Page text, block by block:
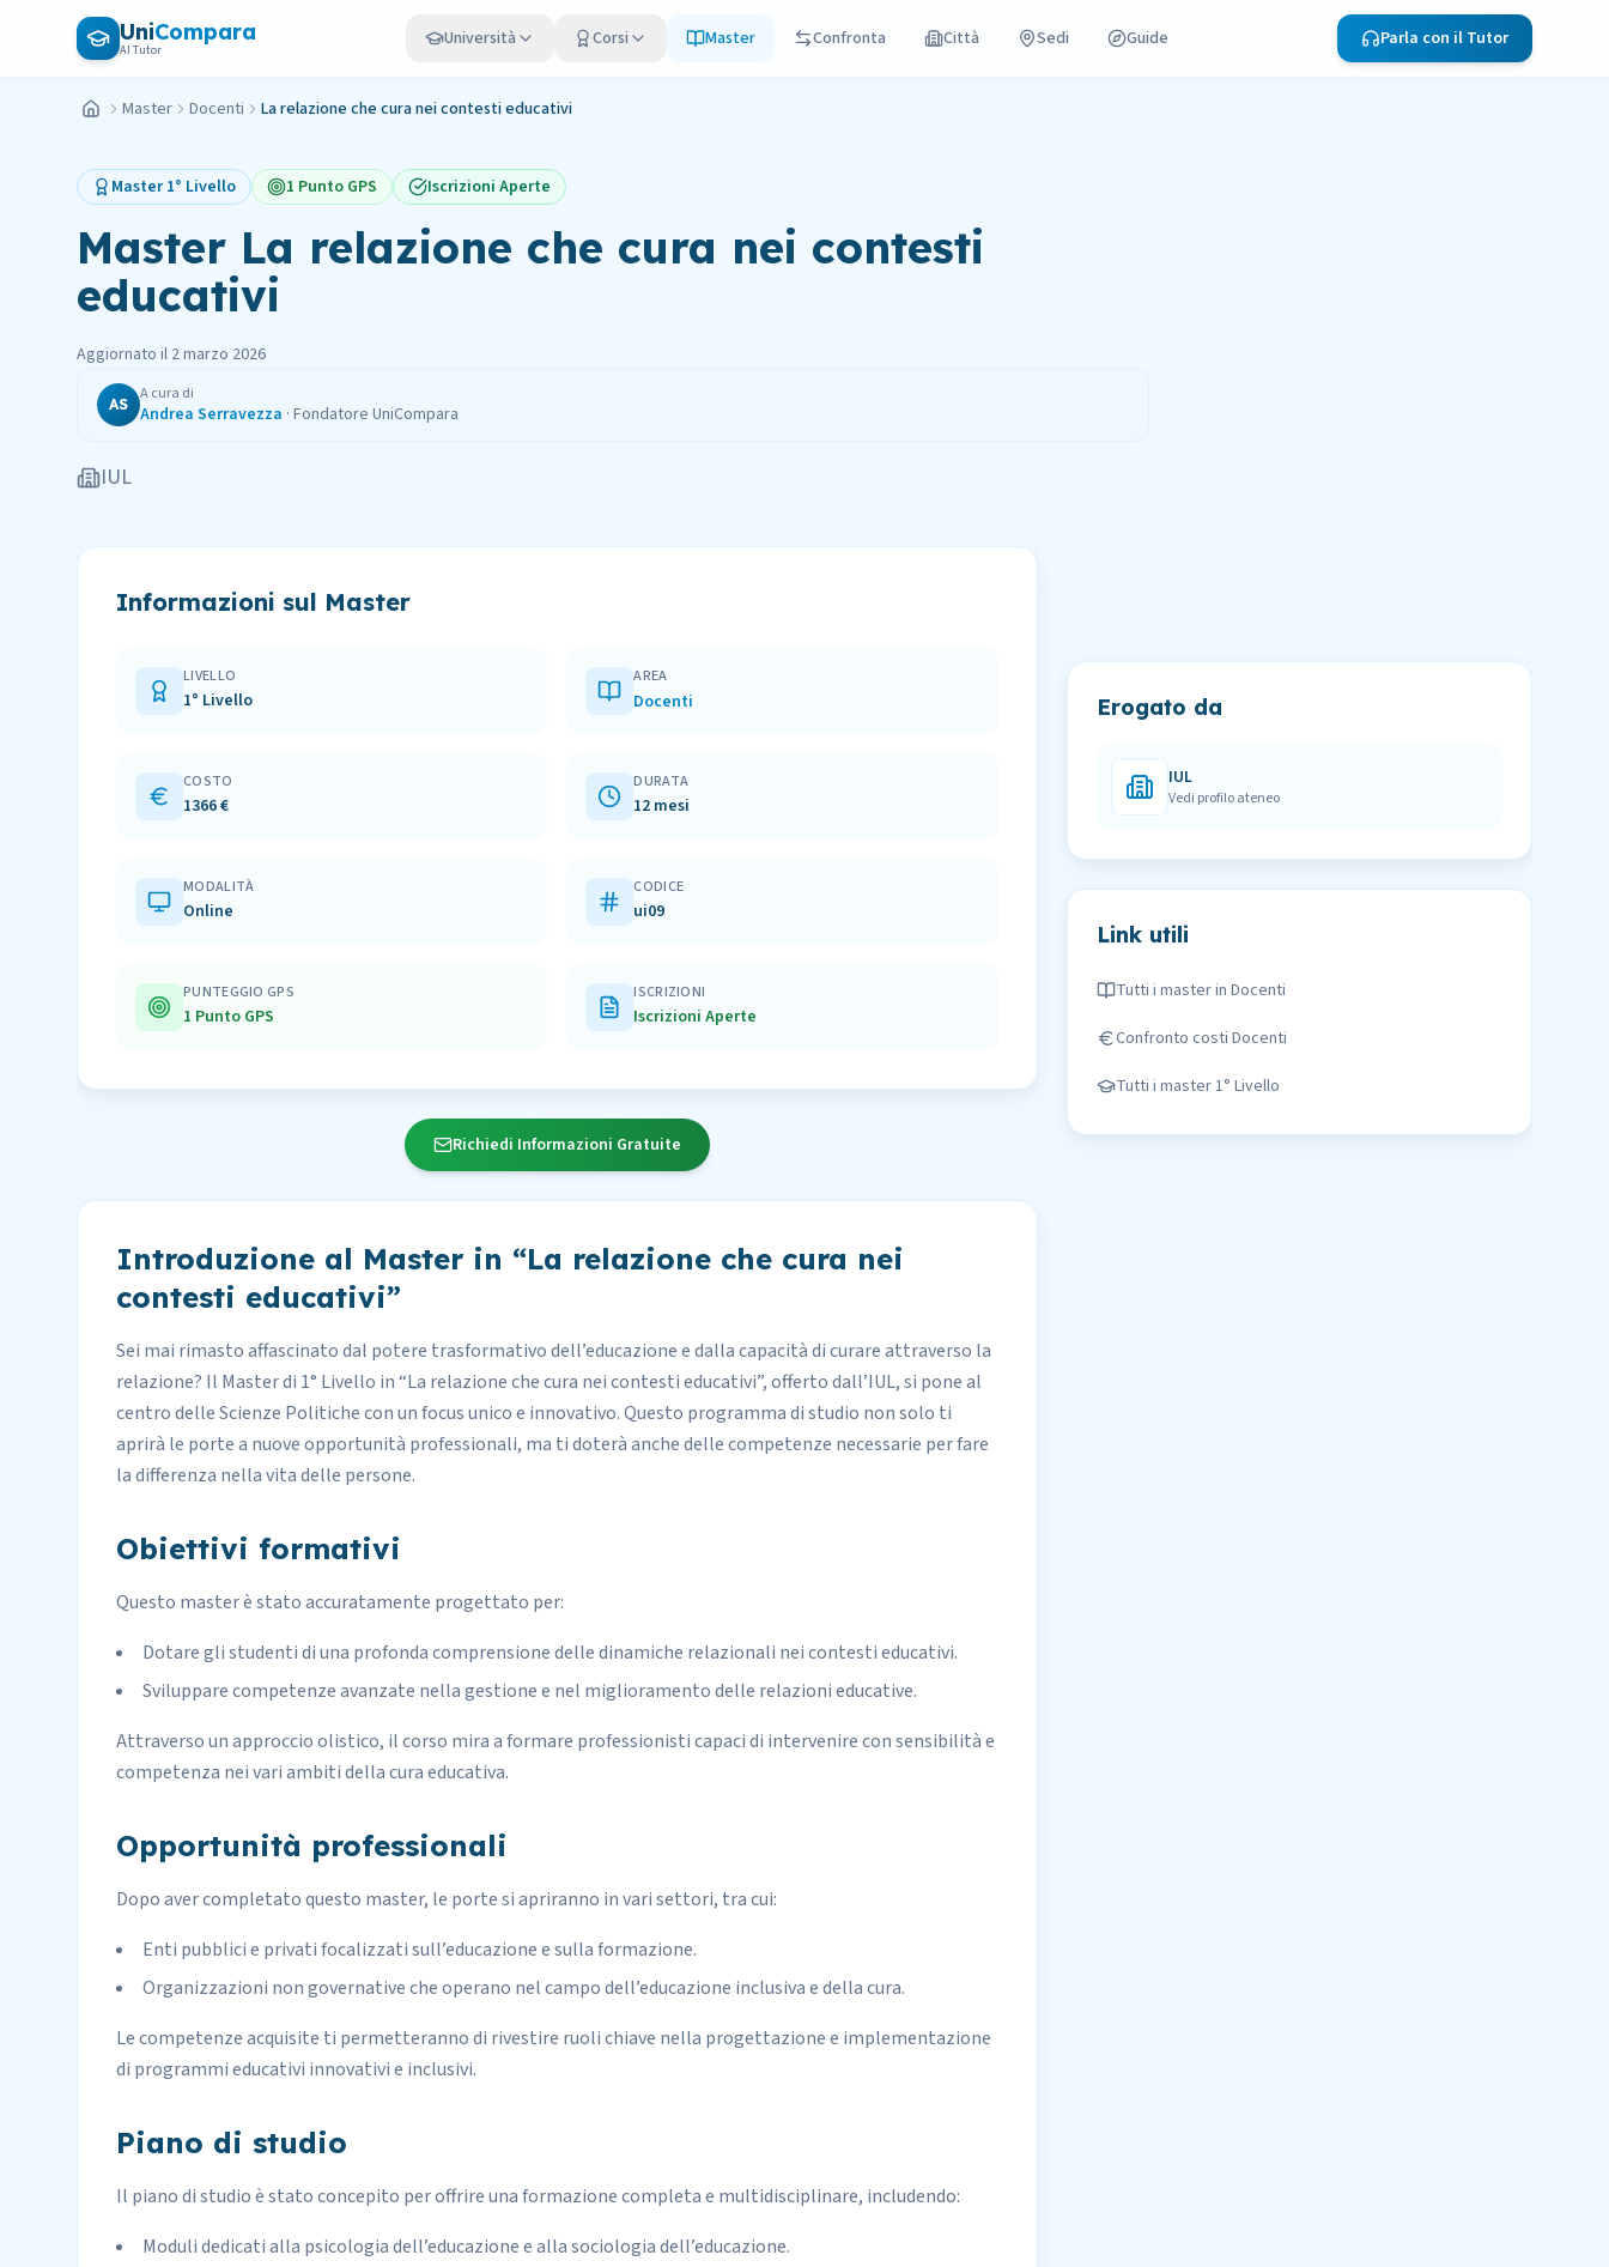
Vai al contenuto principale
UniCompara
AI Tutor Università Corsi Master Confronta Città Sedi Guide Parla con il Tutor
Home Master Docenti La relazione che cura nei contesti educativi
Master1° Livello 1 Punto GPS Iscrizioni Aperte
Master La relazione che cura nei contesti
educativi
Aggiornato il 2 marzo 2026
AS
A cura di
Andrea Serravezza · Fondatore UniCompara
IUL
Informazioni sul Master
LIVELLO
1° Livello
AREA
Docenti
COSTO
1366 €
DURATA
12 mesi
MODALITÀ
Online
CODICE
ui09
PUNTEGGIO GPS
1 Punto GPS
ISCRIZIONI
Iscrizioni Aperte
Richiedi Informazioni Gratuite
Introduzione al Master in “La relazione che cura nei
contesti educativi”
Sei mai rimasto affascinato dal potere trasformativo dell’educazione e dalla capacità di curare attraverso la
relazione? Il Master di 1° Livello in “La relazione che cura nei contesti educativi”, offerto dall’IUL, si pone al
centro delle Scienze Politiche con un focus unico e innovativo. Questo programma di studio non solo ti
aprirà le porte a nuove opportunità professionali, ma ti doterà anche delle competenze necessarie per fare
la differenza nella vita delle persone.
Obiettivi formativi
Questo master è stato accuratamente progettato per:
Dotare gli studenti di una profonda comprensione delle dinamiche relazionali nei contesti educativi.
Sviluppare competenze avanzate nella gestione e nel miglioramento delle relazioni educative.
Attraverso un approccio olistico, il corso mira a formare professionisti capaci di intervenire con sensibilità e
competenza nei vari ambiti della cura educativa.
Opportunità professionali
Dopo aver completato questo master, le porte si apriranno in vari settori, tra cui:
Enti pubblici e privati focalizzati sull’educazione e sulla formazione.
Organizzazioni non governative che operano nel campo dell’educazione inclusiva e della cura.
Le competenze acquisite ti permetteranno di rivestire ruoli chiave nella progettazione e implementazione
di programmi educativi innovativi e inclusivi.
Piano di studio
Il piano di studio è stato concepito per offrire una formazione completa e multidisciplinare, includendo:
Moduli dedicati alla psicologia dell’educazione e alla sociologia dell’educazione.
Erogato da
IUL
Vedi profilo ateneo
Link utili
Tutti i master in Docenti
Confronto costi Docenti
Tutti i master1° Livello